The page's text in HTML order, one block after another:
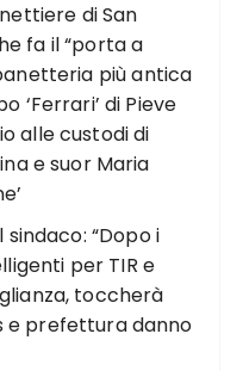
di San
fa il “porta a
più antica
‘Ferrari’ di Pieve
alle custodi di
e suor Maria
sindaco: “Dopo i
per TIR e
toccherà
e prefettura danno